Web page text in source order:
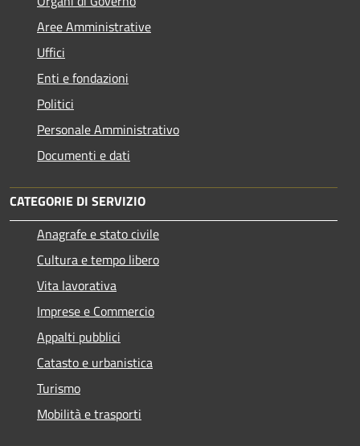
Aree Amministrative
Uffici
Enti e fondazioni
Politici
Personale Amministrativo
Documenti e dati
CATEGORIE DI SERVIZIO
Anagrafe e stato civile
Cultura e tempo libero
Vita lavorativa
Imprese e Commercio
Appalti pubblici
Catasto e urbanistica
Turismo
Mobilità e trasporti